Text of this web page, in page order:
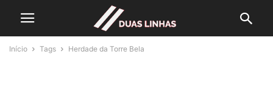
Início Tags Herdade da Torre Bela